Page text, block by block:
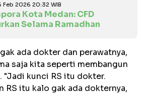
Feb 2026 20:32 WIB
Kota Medan: CFD
Selama Ramadhan
ada dokter dan perawatnya,
saja kita seperti membangun
"Jadi kunci RS itu dokter.
RS itu kalo gak ada dokternya,